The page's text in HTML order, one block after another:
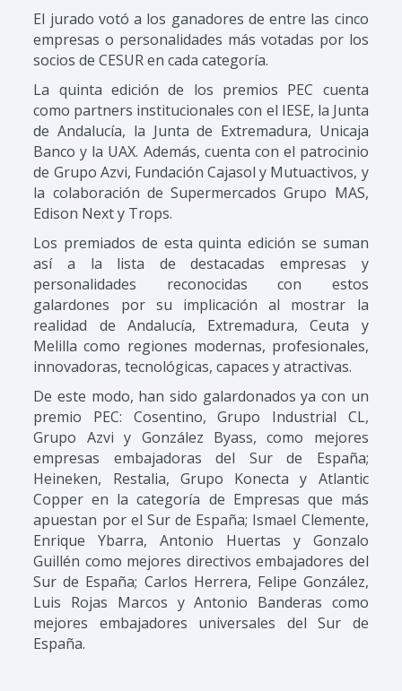
El jurado votó a los ganadores de entre las cinco
empresas o personalidades más votadas por los
socios de CESUR en cada categoría.
La quinta edición de los premios PEC cuenta
como partners institucionales con el IESE, la Junta
de Andalucía, la Junta de Extremadura, Unicaja
Banco y la UAX. Además, cuenta con el patrocinio
de Grupo Azvi, Fundación Cajasol y Mutuactivos, y
la colaboración de Supermercados Grupo MAS,
Edison Next y Trops.
Los premiados de esta quinta edición se suman
así a la lista de destacadas empresas y
personalidades reconocidas con estos
galardones por su implicación al mostrar la
realidad de Andalucía, Extremadura, Ceuta y
Melilla como regiones modernas, profesionales,
innovadoras, tecnológicas, capaces y atractivas.
De este modo, han sido galardonados ya con un
premio PEC: Cosentino, Grupo Industrial CL,
Grupo Azvi y González Byass, como mejores
empresas embajadoras del Sur de España;
Heineken, Restalia, Grupo Konecta y Atlantic
Copper en la categoría de Empresas que más
apuestan por el Sur de España; Ismael Clemente,
Enrique Ybarra, Antonio Huertas y Gonzalo
Guillén como mejores directivos embajadores del
Sur de España; Carlos Herrera, Felipe González,
Luis Rojas Marcos y Antonio Banderas como
mejores embajadores universales del Sur de
España.